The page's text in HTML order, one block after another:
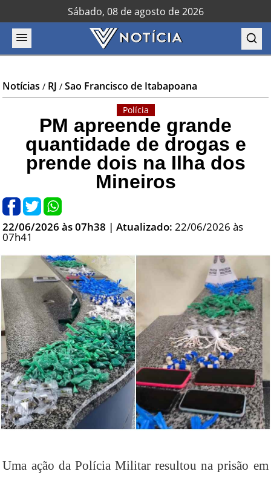
Sábado, 08 de agosto de 2026
Notícias / RJ /Sao Francisco de Itabapoana
Polícia
PM apreende grande
quantidade de drogas e
prende dois na Ilha dos
Mineiros
22/06/2026 às 07h38 | Atualizado:22/06/2026 às
07h41
Uma ação da Polícia Militar resultou na prisão em